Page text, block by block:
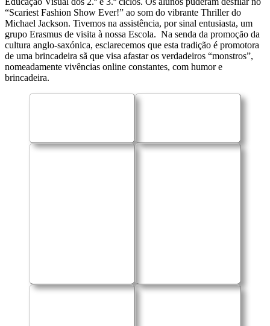
“Scariest Fashion Show Ever!” ao som do vibrante Thriller do
Michael Jackson. Tivemos na assistência, por sinal entusiasta, um
grupo Erasmus de visita à nossa Escola. Na senda da promoção da
cultura anglo-saxónica, esclarecemos que esta tradição é promotora
de uma brincadeira sã que visa afastar os verdadeiros “monstros”,
nomeadamente vivências online constantes, com humor e
brincadeira.